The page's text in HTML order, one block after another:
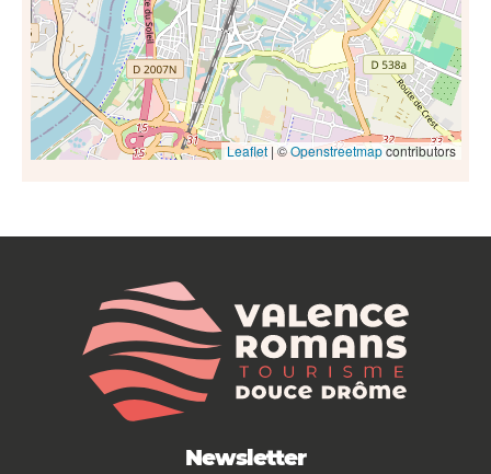
Leaflet| ©Openstreetmapcontributors
Newsletter